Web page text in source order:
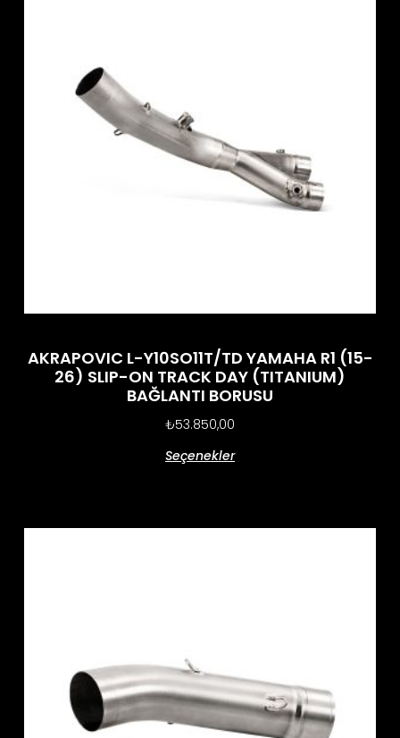
AKRAPOVIC L-Y10SO11T/TD YAMAHA R1 (15-
26) SLIP-ON TRACK DAY (TITANIUM)
BAĞLANTI BORUSU
₺53.850,00
Seçenekler